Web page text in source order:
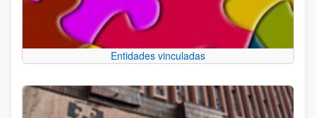
Entidades vinculadas